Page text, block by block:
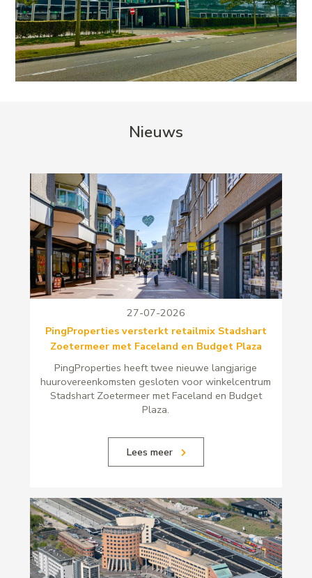
Nieuws
27-07-2026
PingProperties versterkt retailmix Stadshart
Zoetermeer met Faceland en Budget Plaza
PingProperties heeft twee nieuwe langjarige
huurovereenkomsten gesloten voor winkelcentrum
Stadshart Zoetermeer met Faceland en Budget
Plaza.
Lees meer